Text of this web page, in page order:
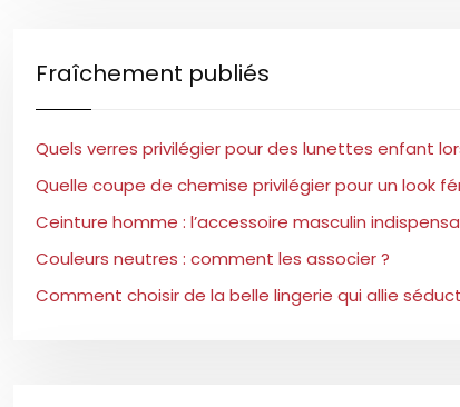
Fraîchement publiés
Quels verres privilégier pour des lunettes enfant
Quelle coupe de chemise privilégier pour un look
Ceinture homme : l’accessoire masculin
Couleurs neutres : comment les associer ?
Comment choisir de la belle lingerie qui allie